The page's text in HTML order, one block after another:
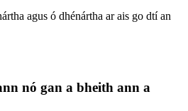
agus ó dhénártha ar ais go dtí an
nó gan a bheith ann a